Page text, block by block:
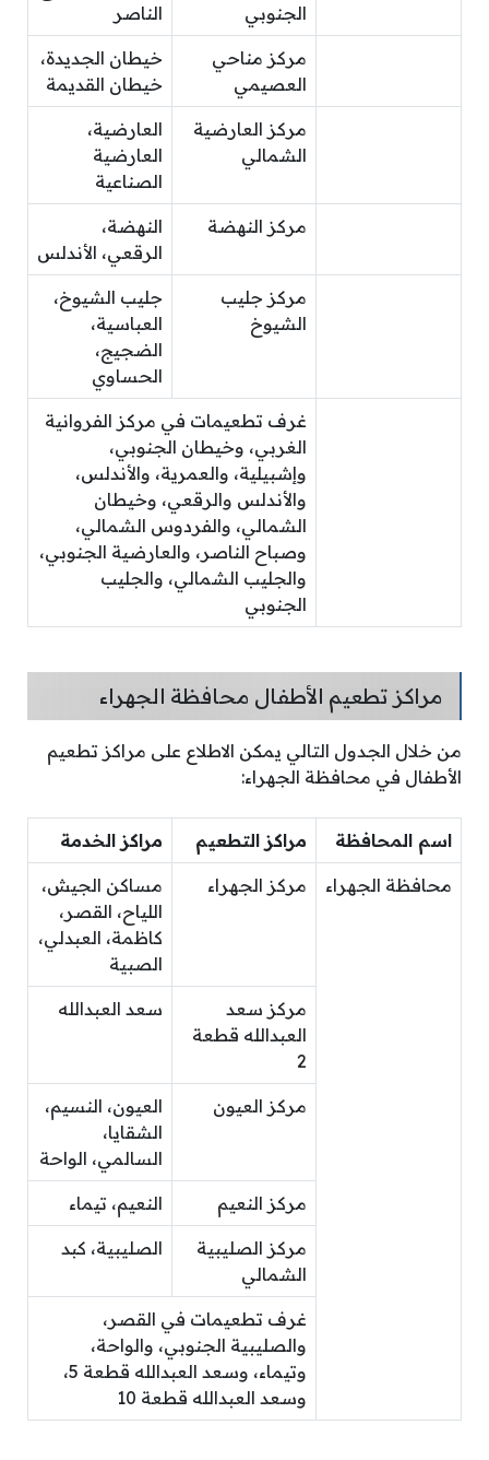
الجنوبي
الناصر
مركز مناحي
العصيمي
خيطان الجديدة،
خيطان القديمة
مركز العارضية
الشمالي
العارضية،
العارضية
الصناعية
مركز النهضة
النهضة،
الرقعي، الأندلس
مركز جليب
الشيوخ
جليب الشيوخ،
العباسية،
الضجيج،
الحساوي
غرف تطعيمات في مركز الفروانية
الغربي، وخيطان الجنوبي،
وإشبيلية، والعمرية، والأندلس،
والأندلس والرقعي، وخيطان
الشمالي، والفردوس الشمالي،
وصباح الناصر، والعارضية الجنوبي،
والجليب الشمالي، والجليب
الجنوبي
مراكز تطعيم الأطفال محافظة الجهراء
من خلال الجدول التالي يمكن الاطلاع على مراكز تطعيم
الأطفال في محافظة الجهراء:
اسم المحافظة مراكز التطعيم مراكز الخدمة
محافظة الجهراء مركز الجهراء
مساكن الجيش،
اللياح، القصر،
كاظمة، العبدلي،
الصبية
مركز سعد
العبدالله قطعة
2
سعد العبدالله
مركز العيون
العيون، النسيم،
الشقايا،
السالمي، الواحة
مركز النعيم النعيم، تيماء
مركز الصليبية
الشمالي
الصليبية، كبد
غرف تطعيمات في القصر،
والصليبية الجنوبي، والواحة،
وتيماء، وسعد العبدالله قطعة 5،
وسعد العبدالله قطعة 10